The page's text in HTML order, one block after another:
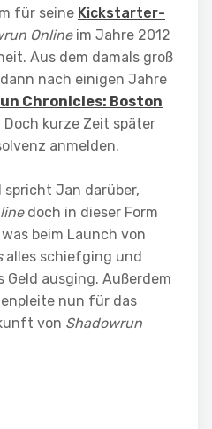
für seine Kickstarter-
Onlineim Jahre 2012
Aus dem damals groß
nach einigen Jahre
Chronicles: Boston
Doch kurze Zeit später
anmelden.
spricht Jan darüber,
doch in dieser Form
beim Launch von
alles schiefging und
ausging. Außerdem
nun für das
von Shadowrun